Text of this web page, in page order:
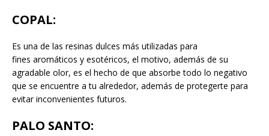
COPAL:
Es una de las resinas dulces más utilizadas para
fines aromáticos y esotéricos, el motivo, además de su
agradable olor, es el hecho de que absorbe todo lo negativo
que se encuentre a tu alrededor, además de protegerte para
evitar inconvenientes futuros.
PALO SANTO: